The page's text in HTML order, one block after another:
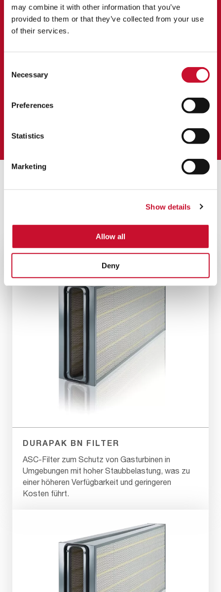
may combine it with other information that you’ve
provided to them or that they’ve collected from your use
of their services.
Selection
Necessary
Preferences
Statistics
Marketing
Show details
Allow all
Deny
Der betreffende Standort betreibt mehrere Gasturbinen in
einer Aluminiumhütte in Dubai, VAE. Ursprünglich waren sie alle
mit Rückwärtsimpuls-Patronensystemen ausgestattet, wobei
Leistungsniveau mit dem eines bestehenden
dass das ASC-System die Leistung deutlich verbessert.
Assoziierte Produkte
DURAPAK BN FILTER
ASC-Filter zum Schutz von Gasturbinen in
Umgebungen mit hoher Staubbelastung, was zu
einer höheren Verfügbarkeit und geringeren
Kosten führt.